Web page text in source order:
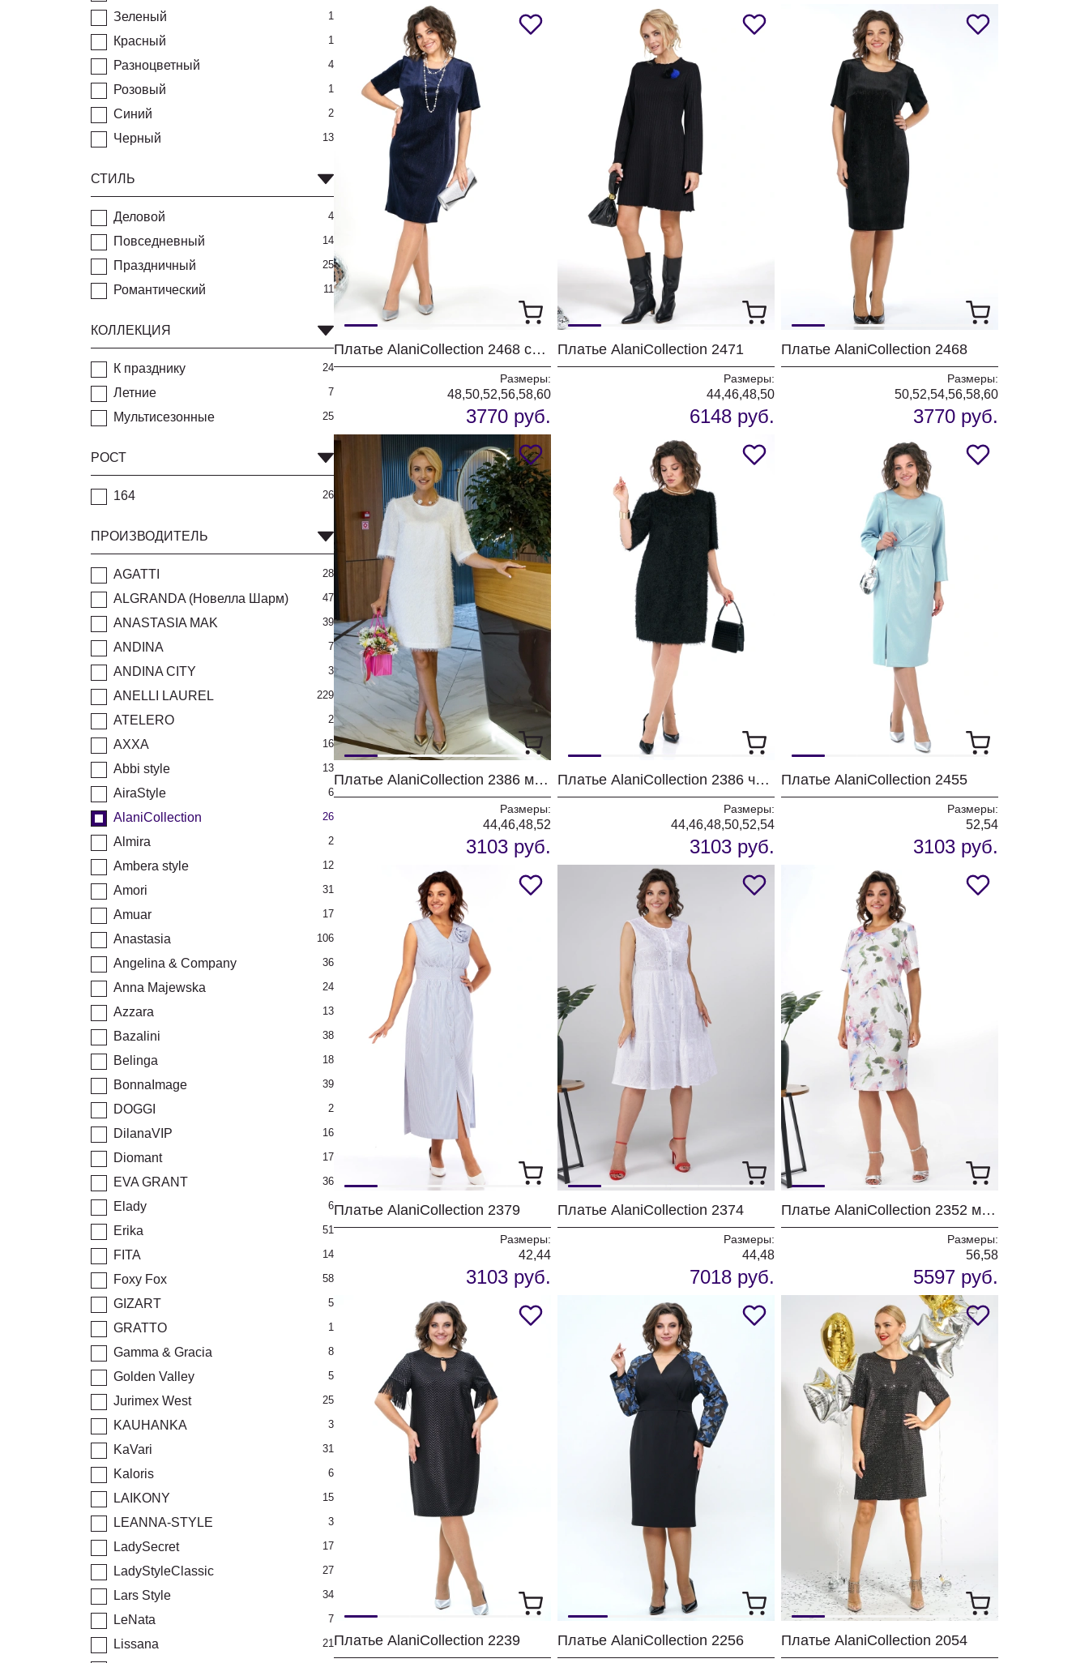
Зеленый 1
Красный 1
Разноцветный 4
Розовый 1
Синий 2
Черный 13
СТИЛЬ
Деловой 4
Повседневный 14
Праздничный 25
Романтический 11
КОЛЛЕКЦИЯ
К празднику 24
Летние 7
Мультисезонные 25
РОСТ
164 26
ПРОИЗВОДИТЕЛЬ
AGATTI 28
ALGRANDA (Новелла Шарм) 47
ANASTASIA MAK 39
ANDINA 7
ANDINA CITY 3
ANELLI LAUREL 229
ATELERO 2
AXXA 16
Abbi style 13
AiraStyle 6
AlaniCollection 26
Almira 2
Ambera style 12
Amori 31
Amuar 17
Anastasia 106
Angelina & Company 36
Anna Majewska 24
Azzara 13
Bazalini 38
Belinga 18
BonnaImage 39
DOGGI 2
DilanaVIP 16
Diomant 17
EVA GRANT 36
Elady 6
Erika 51
FITA 14
Foxy Fox 58
GIZART 5
GRATTO 1
Gamma & Gracia 8
Golden Valley 5
Jurimex West 25
KAUHANKA 3
KaVari 31
Kaloris 6
LAIKONY 15
LEANNA-STYLE 3
LadySecret 17
LadyStyleClassic 27
Lars Style 34
LeNata 7
Lissana 21
Платье AlaniCollection 2468 синий
Размеры:
48,50,52,56,58,60
3770 руб.
Платье AlaniCollection 2471
Размеры:
44,46,48,50
6148 руб.
Платье AlaniCollection 2468
Размеры:
50,52,54,56,58,60
3770 руб.
Платье AlaniCollection 2386 молоко
Размеры:
44,46,48,52
3103 руб.
Платье AlaniCollection 2386 черный
Размеры:
44,46,48,50,52,54
3103 руб.
Платье AlaniCollection 2455
Размеры:
52,54
3103 руб.
Платье AlaniCollection 2379
Размеры:
42,44
3103 руб.
Платье AlaniCollection 2374
Размеры:
44,48
7018 руб.
Платье AlaniCollection 2352 молоко+цветы
Размеры:
56,58
5597 руб.
Платье AlaniCollection 2239 Платье AlaniCollection 2256 Платье AlaniCollection 2054